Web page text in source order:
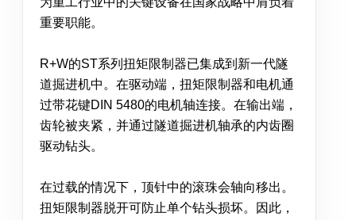
重要职能。
R+W的ST系列扭矩限制器已集成到新一代隧
道掘进机中。在驱动端，扭矩限制器和电机通
过带花键DIN 5480的电机轴连接。在输出端，
齿轮被夹紧，并通过隧道掘进机轴承的内齿圈
驱动钻头。
在过载的情况下，顶针中的滚珠会轴向移出。
扭矩限制器脱开可防止单个钻头损坏。因此，